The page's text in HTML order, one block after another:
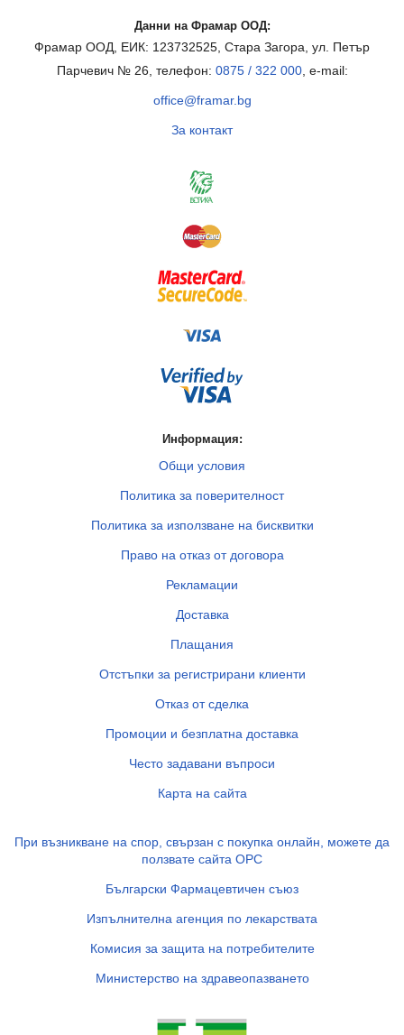
Данни на Фрамар ООД:
Фрамар ООД, ЕИК: 123732525, Стара Загора, ул. Петър
Парчевич № 26, телефон: 0875 / 322 000, e-mail:
office@framar.bg
За контакт
Информация:
Общи условия
Политика за поверителност
Политика за използване на бисквитки
Право на отказ от договора
Рекламации
Доставка
Плащания
Отстъпки за регистрирани клиенти
Отказ от сделка
Промоции и безплатна доставка
Често задавани въпроси
Карта на сайта
При възникване на спор, свързан с покупка онлайн, можете да
ползвате сайта ОРС
Български Фармацевтичен съюз
Изпълнителна агенция по лекарствата
Комисия за защита на потребителите
Министерство на здравеопазването